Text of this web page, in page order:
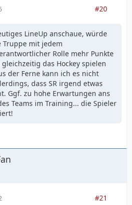
#20
LineUp anschaue, würde
Truppe mit jedem
Rolle mehr Punkte
das Hockey spielen
der Ferne kann ich es nicht
dass SR irgend etwas
Ggf. zu hohe Erwartungen ans
Teams im Training... die Spieler
#21